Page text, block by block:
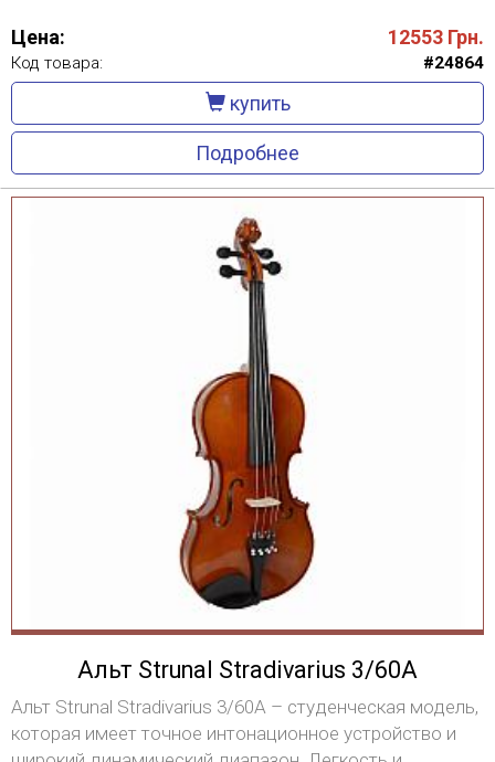
Цена: 12553 Грн.
Код товара: #24864
купить
Подробнее
Альт Strunal Stradivarius 3/60A
Альт Strunal Stradivarius 3/60A – студенческая модель,
которая имеет точное интонационное устройство и